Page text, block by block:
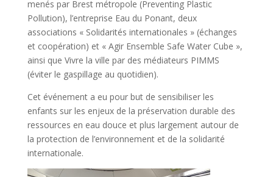
menés par Brest métropole (Preventing Plastic
Pollution), l’entreprise Eau du Ponant, deux
associations « Solidarités internationales » (échanges
et coopération) et « Agir Ensemble Safe Water Cube »,
ainsi que Vivre la ville par des médiateurs PIMMS
(éviter le gaspillage au quotidien).
Cet événement a eu pour but de sensibiliser les
enfants sur les enjeux de la préservation durable des
ressources en eau douce et plus largement autour de
la protection de l’environnement et de la solidarité
internationale.